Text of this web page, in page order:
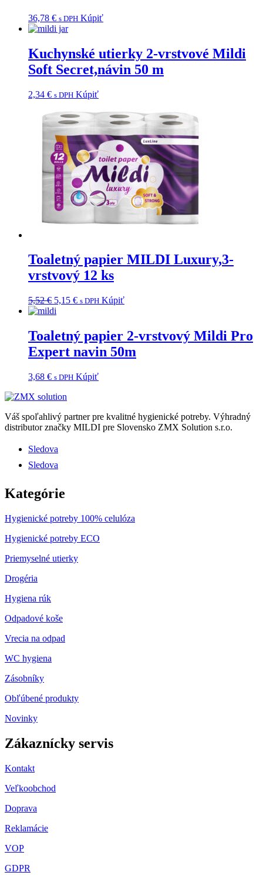
36,78 € s DPH Kúpiť
Kuchynské utierky 2-vrstvové Mildi
Soft Secret,návin 50 m
2,34 € s DPH Kúpiť
Toaletný papier MILDI Luxury,3-
vrstvový 12 ks
5,52€ Pôvodná
cena
5,52 €.
5,15 €Aktuálna
5,15 €.
s DPH Kúpiť
Toaletný papier 2-vrstvový Mildi Pro
Expert navin 50m
3,68 € s DPH Kúpiť
Váš spoľahlivý partner pre kvalitné hygienické potreby. Výhradný
distributor značky MILDI pre Slovensko ZMX Solution s.r.o.
Sledova
Sledova
Kategórie
Hygienické potreby 100% celulóza
Hygienické potreby ECO
Priemyselné utierky
Drogéria
Hygiena rúk
Odpadové koše
Vrecia na odpad
WC hygiena
Zásobníky
Obľúbené produkty
Novinky
Zákaznícky servis
Kontakt
Veľkoobchod
Doprava
Reklamácie
VOP
GDPR